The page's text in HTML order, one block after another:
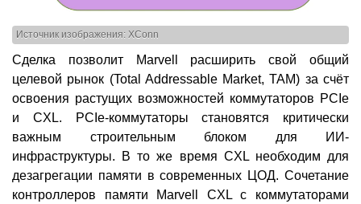
Источник изображения: XConn
Сделка позволит Marvell расширить свой общий
целевой рынок (Total Addressable Market, TAM) за счёт
освоения растущих возможностей коммутаторов PCIe
и CXL. PCIe-коммутаторы становятся критически
важным строительным блоком для ИИ-
инфраструктуры. В то же время CXL необходим для
дезагрегации памяти в современных ЦОД. Сочетание
контроллеров памяти Marvell CXL с коммутаторами